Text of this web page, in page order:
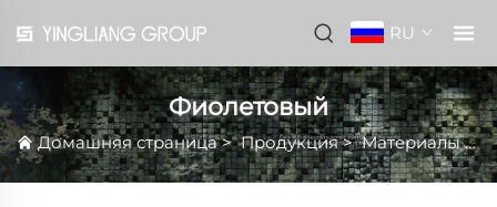
RU
Фиолетовый
Домашняя страница>Продукция>Материалы>